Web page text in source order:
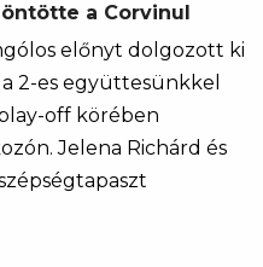
a Corvinul
előnyt dolgozott ki
2-es együttesünkkel
off körében
Jelena Richárd és